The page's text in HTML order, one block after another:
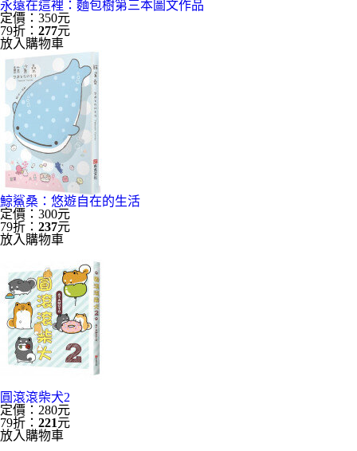
永遠在這裡：麵包樹第三本圖文作品
定價：350元
79折： 277元
放入購物車
鯨鯊桑：悠遊自在的生活
定價：300元
79折： 237元
放入購物車
圓滾滾柴犬2
定價：280元
79折： 221元
放入購物車